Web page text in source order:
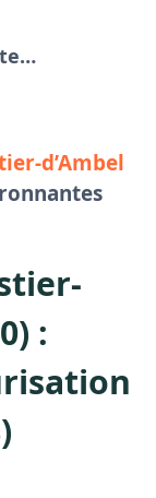
d’Ambel
: